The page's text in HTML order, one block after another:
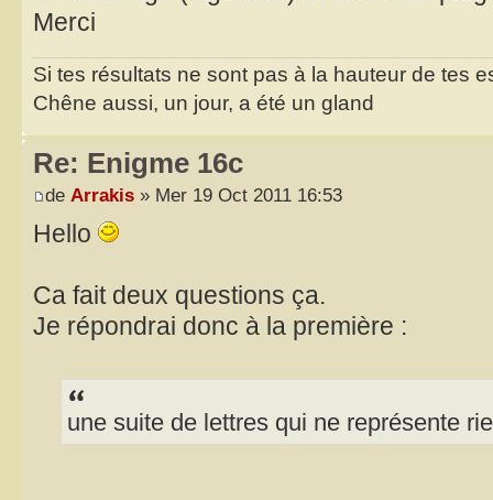
Merci
Si tes résultats ne sont pas à la hauteur de tes
Chêne aussi, un jour, a été un gland
Re: Enigme 16c
de Arrakis » Mer 19 Oct 2011 16:53
Hello
Ca fait deux questions ça.
Je répondrai donc à la première :
une suite de lettres qui ne représente